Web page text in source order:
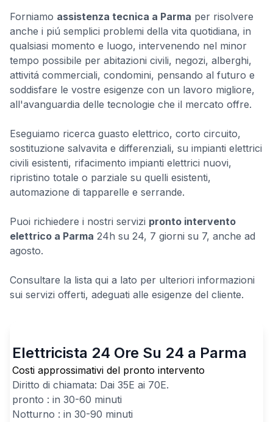
Forniamo assistenza tecnica a Parma per risolvere
anche i piú semplici problemi della vita quotidiana, in
qualsiasi momento e luogo, intervenendo nel minor
tempo possibile per abitazioni civili, negozi, alberghi,
attivitá commerciali, condomini, pensando al futuro e
soddisfare le vostre esigenze con un lavoro migliore,
all'avanguardia delle tecnologie che il mercato offre.
Eseguiamo ricerca guasto elettrico, corto circuito,
sostituzione salvavita e differenziali, su impianti elettrici
civili esistenti, rifacimento impianti elettrici nuovi,
ripristino totale o parziale su quelli esistenti,
automazione di tapparelle e serrande.
Puoi richiedere i nostri servizi pronto intervento
elettrico a Parma 24h su 24, 7 giorni su 7, anche ad
agosto.
Consultare la lista qui a lato per ulteriori informazioni
sui servizi offerti, adeguati alle esigenze del cliente.
Elettricista 24 Ore Su 24 a Parma
Costi approssimativi del pronto intervento
Diritto di chiamata: Dai 35E ai 70E.
pronto : in 30-60 minuti
Notturno : in 30-90 minuti